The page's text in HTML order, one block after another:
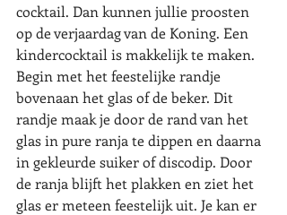
cocktail. Dan kunnen jullie proosten
op de verjaardag van de Koning. Een
kindercocktail is makkelijk te maken.
Begin met het feestelijke randje
bovenaan het glas of de beker. Dit
randje maak je door de rand van het
glas in pure ranja te dippen en daarna
in gekleurde suiker of discodip. Door
de ranja blijft het plakken en ziet het
glas er meteen feestelijk uit. Je kan er